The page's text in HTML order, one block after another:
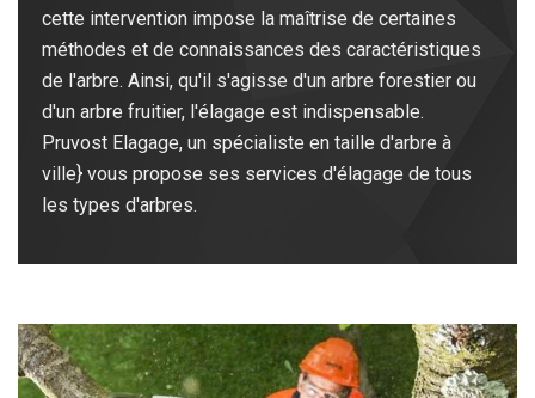
cette intervention impose la maîtrise de certaines
méthodes et de connaissances des caractéristiques
de l'arbre. Ainsi, qu'il s'agisse d'un arbre forestier ou
d'un arbre fruitier, l'élagage est indispensable.
Pruvost Elagage, un spécialiste en taille d'arbre à
ville} vous propose ses services d'élagage de tous
les types d'arbres.